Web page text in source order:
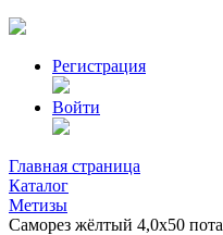
Регистрация
Войти
Главная страница
Каталог
Метизы
Саморез жёлтый 4,0х50